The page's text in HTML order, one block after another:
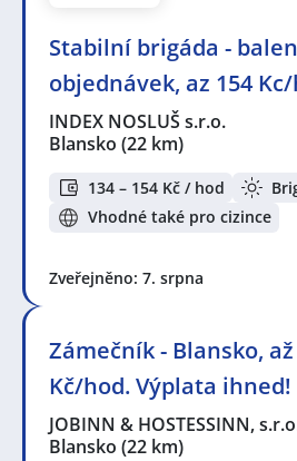
Stabilní brigáda -
objednávek, az 154
INDEX NOSLUŠ s.r.o.
Blansko (22 km)
134 – 154 Kč / hod
Vhodné také pro cizince
Zveřejněno: 7. srpna
Zámečník - Blansko, až
Kč/hod. Výplata ihned!
JOBINN & HOSTESSINN,
Blansko (22 km)